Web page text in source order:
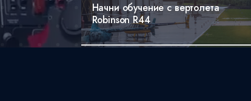
Начни обучение с вертолета
Robinson R44